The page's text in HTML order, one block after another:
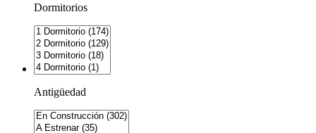
Dormitorios
Antigüedad